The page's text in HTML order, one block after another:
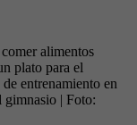
alimentos
plato para el
entrenamiento en
gimnasio | Foto: